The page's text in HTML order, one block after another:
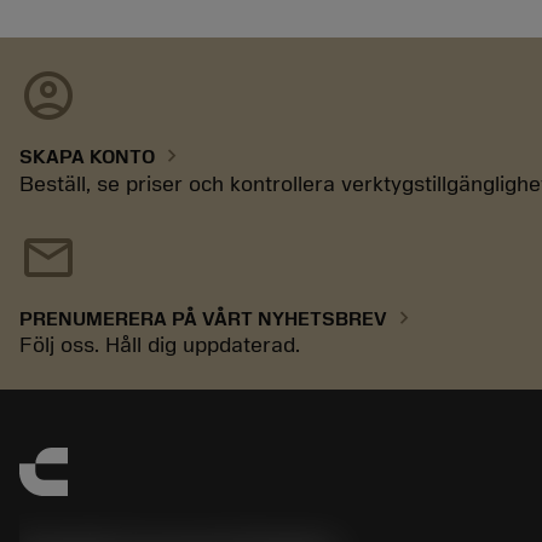
account_circle
SKAPA KONTO chevron_right
Beställ, se priser och kontrollera
mail
PRENUMERERA PÅ VÅRT NYHETSBREV chevron_right
Följ oss. Håll dig uppdaterad.